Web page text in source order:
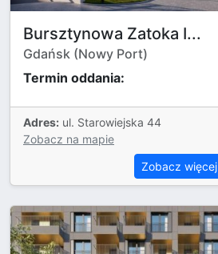
Bursztynowa Zatoka I...
Gdańsk (Nowy Port)
Termin oddania:
Adres: ul. Starowiejska 44
Zobacz na mapie
Zobacz więcej